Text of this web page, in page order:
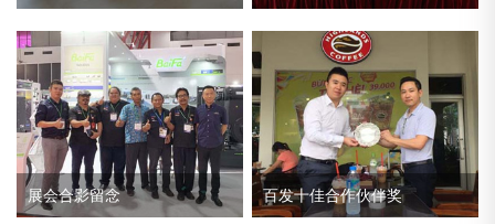
展会合影留念 百发十佳合作伙伴奖